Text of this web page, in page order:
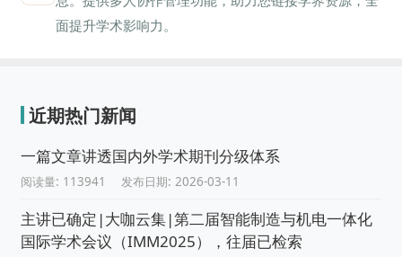
面提升学术影响力。
近期热门新闻
一篇文章讲透国内外学术期刊分级体系
阅读量: 113941 发布日期: 2026-03-11
主讲已确定|大咖云集|第二届智能制造与机电一体化
国际学术会议（IMM2025），往届已检索